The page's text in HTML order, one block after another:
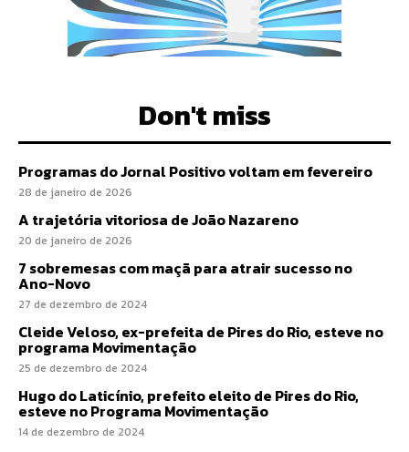
Don't miss
Programas do Jornal Positivo voltam em fevereiro
28 de janeiro de 2026
A trajetória vitoriosa de João Nazareno
20 de janeiro de 2026
7 sobremesas com maçã para atrair sucesso no
Ano-Novo
27 de dezembro de 2024
Cleide Veloso, ex-prefeita de Pires do Rio, esteve no
programa Movimentação
25 de dezembro de 2024
Hugo do Laticínio, prefeito eleito de Pires do Rio,
esteve no Programa Movimentação
14 de dezembro de 2024